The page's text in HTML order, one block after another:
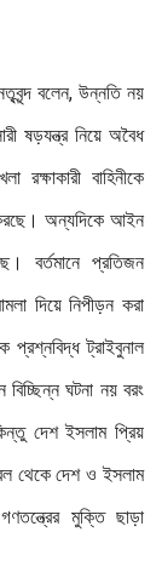
বলেন, উন্নতি নয়
ষড়যন্ত্র নিয়ে অবৈধ
বাহিনীকে
করছে। অন্যদিকে আইন
বর্তমানে প্রতিজন
দিয়ে নিপীড়ন করা
প্রশ্নবিদ্ধ ট্রাইবুনাল
ঘটনা নয় বরং
দেশ ইসলাম প্রিয়
থেকে দেশ ও ইসলাম
মুক্তি ছাড়া